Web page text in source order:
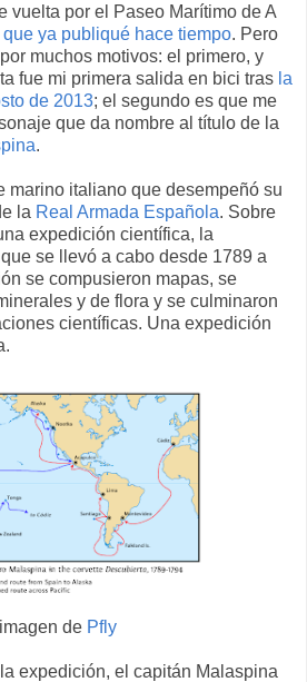
vuelta por el Paseo Marítimo de A
que ya publiqué hace tiempo. Pero
muchos motivos: el primero, y
fue mi primera salida en bici tras la
de 2013; el segundo es que me
que da nombre al título de la
.
marino italiano que desempeñó su
la Real Armada Española. Sobre
expedición científica, la
que se llevó a cabo desde 1789 a
se compusieron mapas, se
y de flora y se culminaron
científicas. Una expedición
imagen de Pfly
expedición, el capitán Malaspina